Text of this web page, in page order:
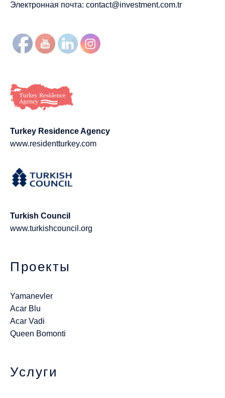
Электронная почта: contact@investment.com.tr
Turkey Residence Agency
www.residentturkey.com
Turkish Council
www.turkishcouncil.org
Проекты
Yamanevler
Acar Blu
Acar Vadi
Queen Bomonti
Услуги